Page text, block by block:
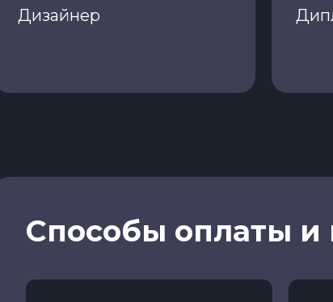
Дизайнер
Способы оплаты и